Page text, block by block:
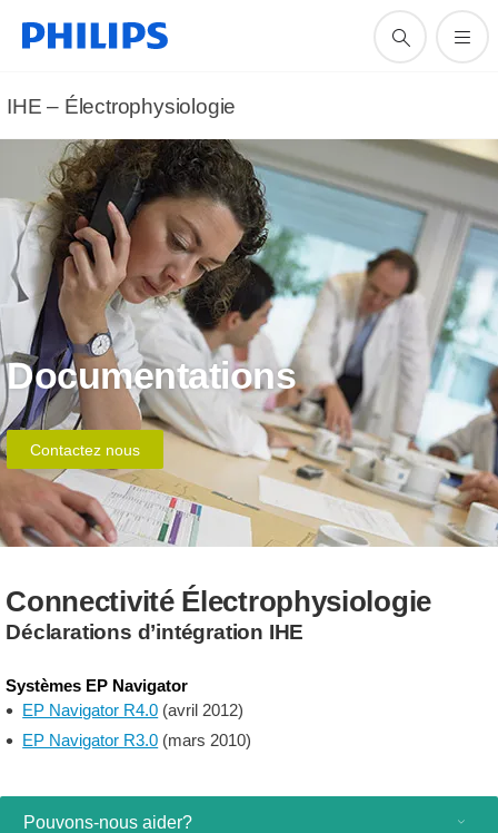
IHE – Électrophysiologie
Documentations
Contactez nous
Connectivité Électrophysiologie
Déclarations d’intégration IHE
Systèmes EP Navigator
EP Navigator R4.0 (avril 2012)
EP Navigator R3.0 (mars 2010)
Pouvons-nous aider?